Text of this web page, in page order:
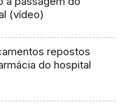
(vídeo)
repostos
do hospital